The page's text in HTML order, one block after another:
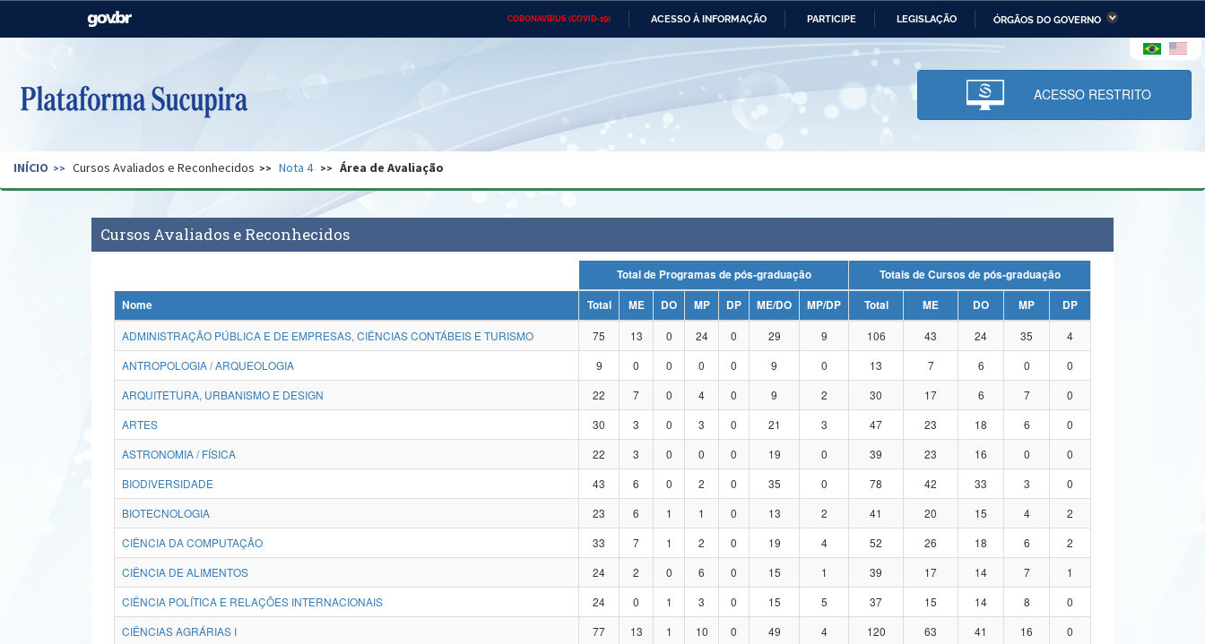
CORONAVÍRUS (COVID-19) ACESSO À INFORMAÇÃO PARTICIPE LEGISLAÇÃO ÓRGÃOS DO GOVERNO
Casa Civil Ministério das Relações Ministério da Economia Ministério da Infraestrutura
Pecuária e Abastecimento
Ministério da Ciência,
Tecnologia, Inovações e
Comunicações
Ministério do Desenvolvimento
Regional e dos Direitos Humanos
Secretaria de Governo Gabinete de Segurança Advocacia-Geral da União Banco Central do Brasil Planalto
ACESSO RESTRITO
INÍCIO Cursos Avaliados e Reconhecidos Nota 4 Área de Avaliação
Cursos Avaliados e Reconhecidos
Total de Programas de pós-graduação
Totais de Cursos de pós-graduação
Nome
Total ME DO MP DP ME/DO MP/DP Total ME DO MP
DP
ADMINISTRAÇÃO PÚBLICA E DE EMPRESAS, CIÊNCIAS CONTÁBEIS E TURISMO
75 13 0 24 0 29 9 106 43 24 35
4
ANTROPOLOGIA / ARQUEOLOGIA
9 0 0 0 0 9 0 13 7 6 0
0
ARQUITETURA, URBANISMO E DESIGN
22 7 0 4 0 9 2 30 17 6 7
0
ARTES
30 3 0 3 0 21 3 47 23 18 6
0
ASTRONOMIA / FÍSICA
22 3 0 0 0 19 0 39 23 16 0
0
BIODIVERSIDADE
43 6 0 2 0 35 0 78 42 33 3
0
BIOTECNOLOGIA
23 6 1 1 0 13 2 41 20 15 4
2
CIÊNCIA DA COMPUTAÇÃO
33 7 1 2 0 19 4 52 26 18 6
2
CIÊNCIA DE ALIMENTOS
24 2 0 6 0 15 1 39 17 14 7
1
CIÊNCIA POLÍTICA E RELAÇÕES INTERNACIONAIS
24 0 1 3 0 15 5 37 15 14 8
0
CIÊNCIAS AGRÁRIAS I
77 13 1 10 0 49 4 120 63 41 16
0